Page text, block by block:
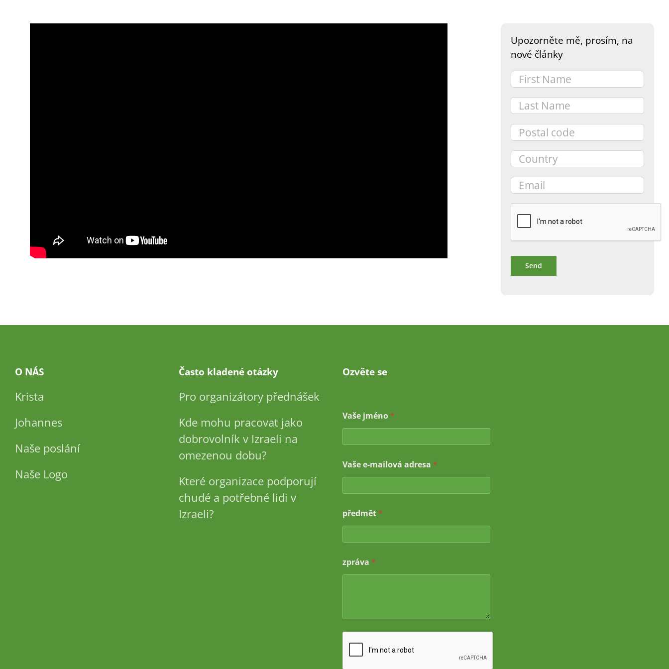
Upozorněte mě, prosím, na
nové články
O NÁS
Krista
Johannes
Naše poslání
Naše Logo
Často kladené otázky
Pro organizátory přednášek
Kde mohu pracovat jako
dobrovolník v Izraeli na
omezenou dobu?
Které organizace podporují
chudé a potřebné lidi v
Izraeli?
Ozvěte se
Vaše jméno *
Vaše e-mailová adresa *
p
r
v
a
d
p
m
ě
předmět *
zpráva *